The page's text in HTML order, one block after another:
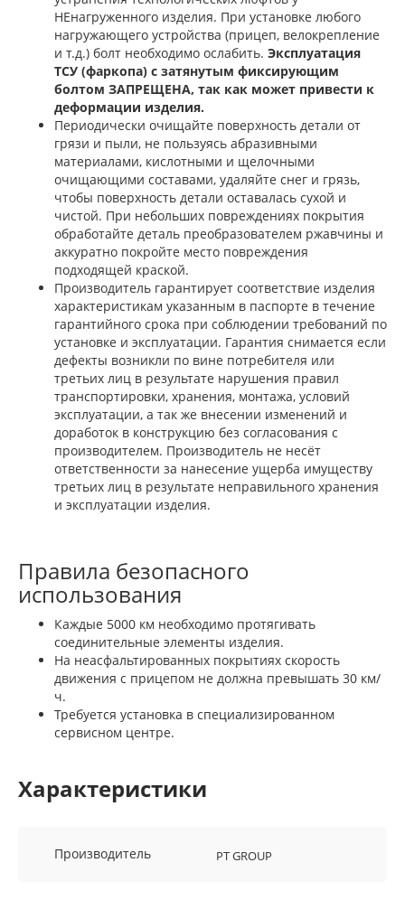
НЕнагруженного изделия. При установке любого
нагружающего устройства (прицеп, велокрепление
и т.д.) болт необходимо ослабить. Эксплуатация
ТСУ (фаркопа) с затянутым фиксирующим
болтом ЗАПРЕЩЕНА, так как может привести к
деформации изделия.
Периодически очищайте поверхность детали от
грязи и пыли, не пользуясь абразивными
материалами, кислотными и щелочными
очищающими составами, удаляйте снег и грязь,
чтобы поверхность детали оставалась сухой и
чистой. При небольших повреждениях покрытия
обработайте деталь преобразователем ржавчины и
аккуратно покройте место повреждения
подходящей краской.
Производитель гарантирует соответствие изделия
характеристикам указанным в паспорте в течение
гарантийного срока при соблюдении требований по
установке и эксплуатации. Гарантия снимается если
дефекты возникли по вине потребителя или
третьих лиц в результате нарушения правил
транспортировки, хранения, монтажа, условий
эксплуатации, а так же внесении изменений и
доработок в конструкцию без согласования с
производителем. Производитель не несёт
ответственности за нанесение ущерба имуществу
третьих лиц в результате неправильного хранения
и эксплуатации изделия.
Правила безопасного
использования
Каждые 5000 км необходимо протягивать
соединительные элементы изделия.
На неасфальтированных покрытиях скорость
движения с прицепом не должна превышать 30 км/
ч.
Требуется установка в специализированном
сервисном центре.
Характеристики
Производитель PT GROUP